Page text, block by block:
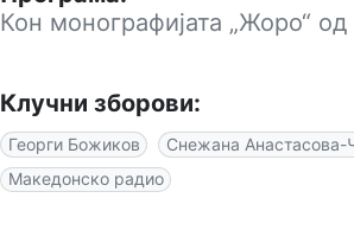
Кон монографијата „Жоро“
Клучни зборови:
Георги Божиков
Снежана Анастасова-
Македонско радио